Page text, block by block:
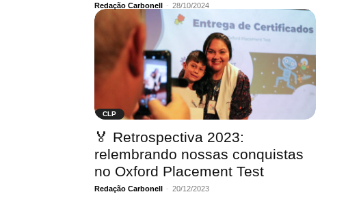
Redação Carbonell - 28/10/2024
CLP
🏅 Retrospectiva 2023:
relembrando nossas conquistas
no Oxford Placement Test
Redação Carbonell - 20/12/2023